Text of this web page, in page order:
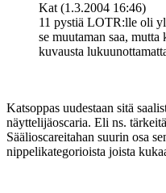
Kat (1.3.2004 16:46)
11 pystiä LOTR:lle oli
se muutaman saa, mutta
kuvausta
Katsoppas uudestaan sitä
näyttelijäoscaria. Eli ns.
Säälioscareitahan suurin osa
nippelikategorioista joista